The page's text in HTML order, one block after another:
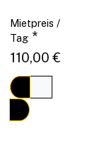
Mietpreis /
Tag *
110,00 €